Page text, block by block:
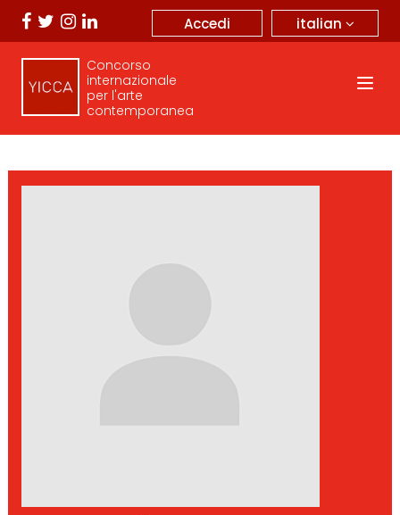
italian
Accedi
Concorso
internazionale
per l'arte
contemporanea